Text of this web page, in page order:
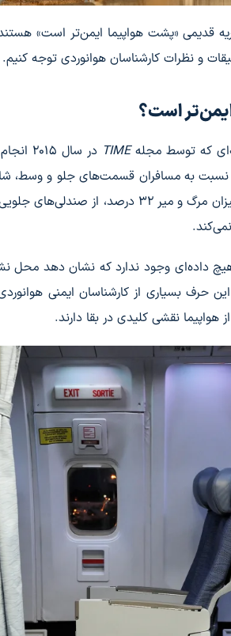
«پشت هواپیما ایمن‌تر است» هستند
و نظرات کارشناسان هوانوردی توجه کنیم.
ایمن‌تر است؟
که توسط مجلهTIME
در
نسبت به مسافران قسمت‌های جلو و وسط،
داده‌ای وجود ندارد که نشان دهد محل
حرف بسیاری از کارشناسان ایمنی
نقشی کلیدی در بقا دارند.